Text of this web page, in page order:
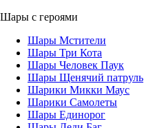
Шары с героями
Шары Мстители
Шары Три Кота
Шары Человек Паук
Шары Щенячий патруль
Шарики Микки Маус
Шарики Самолеты
Шары Единорог